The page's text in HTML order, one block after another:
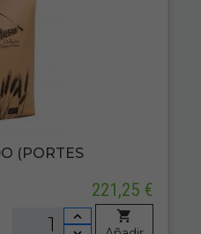
(PORTES
221,25 €